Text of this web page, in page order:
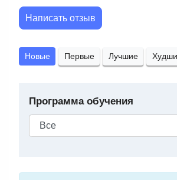
Написать отзыв
Новые Первые Лучшие
Программа обучения